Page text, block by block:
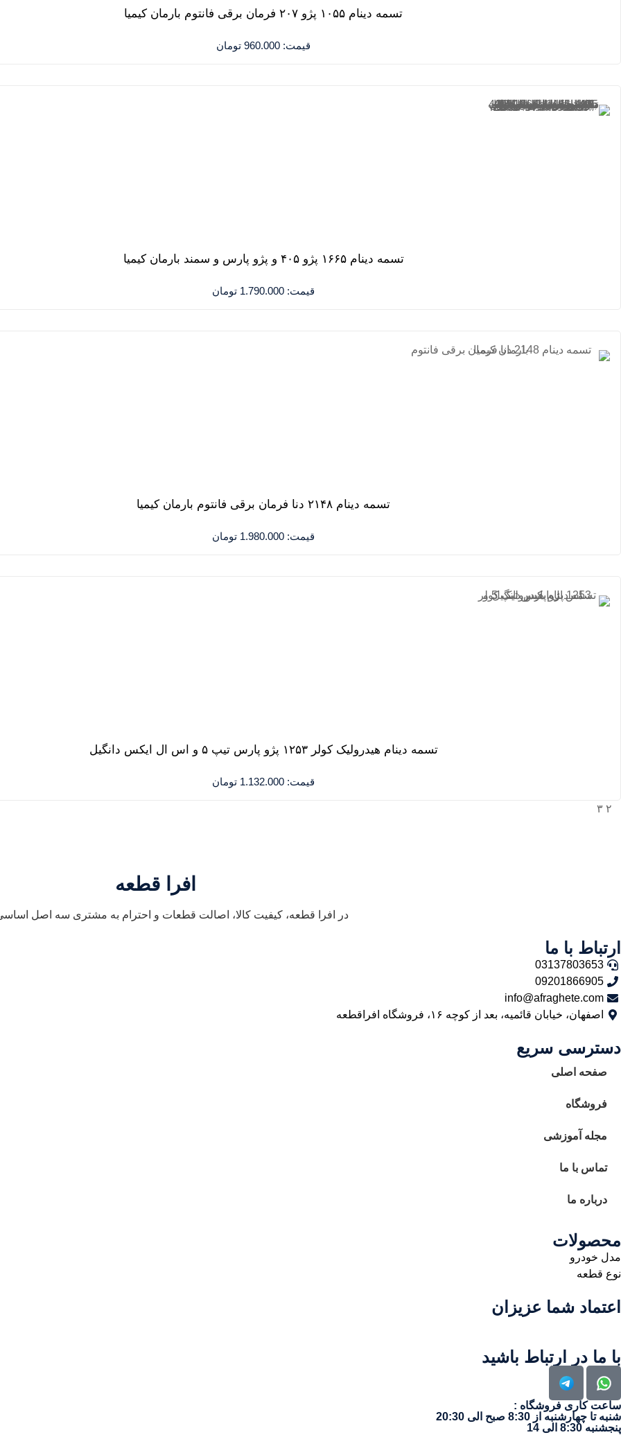
تسمه دینام ۱۰۵۵ پژو ۲۰۷ فرمان برقی فانتوم بارمان کیمیا
قیمت: 960.000 تومان
تسمه دینام ۱۶۶۵ پژو ۴۰۵ و پژو پارس و سمند بارمان کیمیا
قیمت: 1.790.000 تومان
تسمه دینام ۲۱۴۸ دنا فرمان برقی فانتوم بارمان کیمیا
قیمت: 1.980.000 تومان
تسمه دینام هیدرولیک کولر ۱۲۵۳ پژو پارس تیپ ۵ و اس ال ایکس دانگیل
قیمت: 1.132.000 تومان
۲ ۳
افرا قطعه
در افرا قطعه، کیفیت کالا، اصالت قطعات و احترام به مشتری سه اصل
ارتباط با ما
03137803653
09201866905
info@afraghete.com
اصفهان، خیابان قائمیه، بعد از کوچه ۱۶، فروشگاه افراقطعه
دسترسی سریع
صفحه اصلی
فروشگاه
مجله آموزشی
تماس با ما
درباره ما
محصولات
مدل خودرو
نوع قطعه
اعتماد شما عزیزان
با ما در ارتباط باشید
ساعت کاری فروشگاه :
شنبه تا چهارشنبه از 8:30 صبح الی 20:30
پنجشنبه 8:30 الی 14